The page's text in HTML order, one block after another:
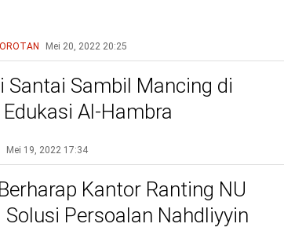
Mei 20, 2022 20:25
Santai Sambil Mancing di
Al-Hambra
Mei 19, 2022 17:34
Kantor Ranting NU
Persoalan Nahdliyyin